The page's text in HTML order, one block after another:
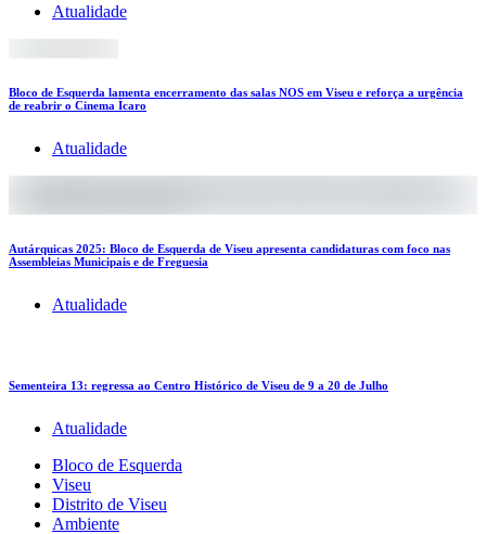
Atualidade
Bloco de Esquerda lamenta encerramento das salas NOS em Viseu e reforça a urgência
de reabrir o Cinema Ícaro
Atualidade
Autárquicas 2025: Bloco de Esquerda de Viseu apresenta candidaturas com foco nas
Assembleias Municipais e de Freguesia
Atualidade
Sementeira 13: regressa ao Centro Histórico de Viseu de 9 a 20 de Julho
Atualidade
Bloco de Esquerda
Viseu
Distrito de Viseu
Ambiente